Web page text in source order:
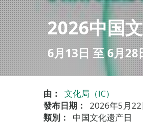
2026中国
6月13日 至 6月28
由：
文化局（IC）
發布日期：
2026年5月22
類別：
中国文化遗产日